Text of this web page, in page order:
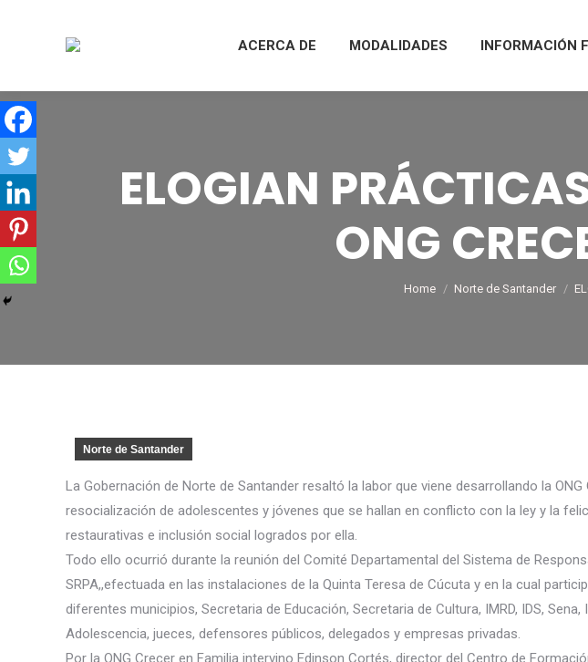
ACERCA DE MODALIDADES INFORMACIÓN
ELOGIAN
ONG
You are here:
Home Norte de Santander
Norte de Santander
La Gobernación de Norte de Santander resaltó la labor que viene desarrollando la ONG
resocialización de adolescentes y jóvenes que se hallan en conflicto con la ley y la
restaurativas e inclusión social logrados por ella.
Todo ello ocurrió durante la reunión del Comité Departamental del Sistema de
SRPA,,efectuada en las instalaciones de la Quinta Teresa de Cúcuta y en la cual
diferentes municipios, Secretaria de Educación, Secretaria de Cultura, IMRD, IDS, Sena,
Adolescencia, jueces, defensores públicos, delegados y empresas privadas.
Por la ONG Crecer en Familia intervino Edinson Cortés, director del Centro de